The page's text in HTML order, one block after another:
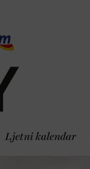
Ljetni kalendar